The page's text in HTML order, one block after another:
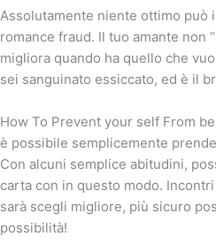
Assolutamente niente ottimo può
romance fraud. Il tuo amante non
migliora quando ha quello che
sei sanguinato essiccato, ed è il
How To Prevent your self From
è possibile semplicemente
Con alcuni semplice abitudini,
carta con in questo modo.
sarà scegli migliore, più sicuro
possibilità!